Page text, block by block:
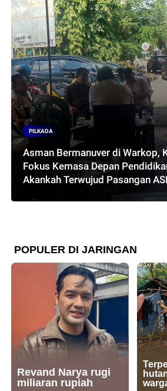
PILKADA
Asman Bermanuver di Warkop,
Fokus Kemasa Depan
Akankah Terwujud Pasangan